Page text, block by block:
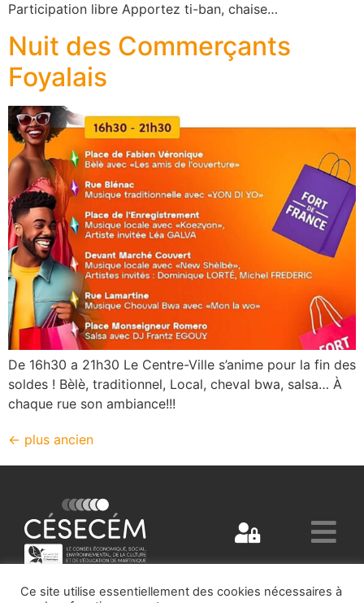
Participation libre Apportez ti-ban, chaise…
Nuit des Commerçants
Foyalais
De 16h30 a 21h30 Le Centre-Ville s’anime pour la fin des
soldes ! Bèlè, traditionnel, Local, cheval bwa, salsa… À
chaque rue son ambiance!!!
← plus ancien
Ce site utilise essentiellement des cookies nécessaires à